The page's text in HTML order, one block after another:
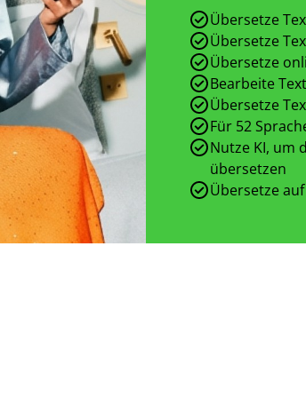
Übersetze
Übersetze
Übersetze
Bearbeite
Übersetze
Für 52
Nutze KI, um
übersetzen
Übersetze